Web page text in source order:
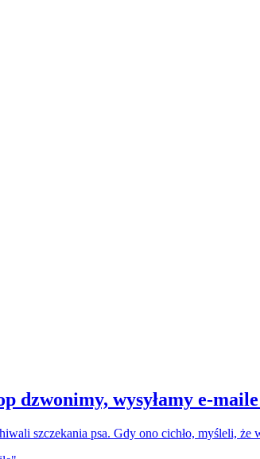
dzwonimy, wysyłamy e-
szczekania psa. Gdy ono cichło, myśleli, że